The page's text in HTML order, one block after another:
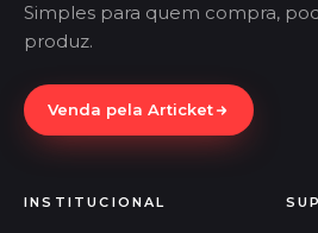
Simples para quem compra,
produz.
Venda pela Articket
INSTITUCIONAL